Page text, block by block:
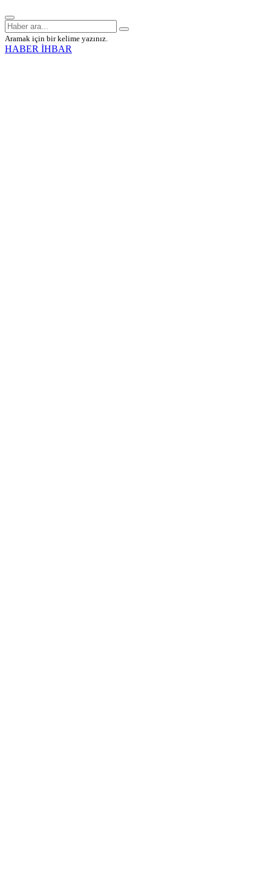
Aramak için bir kelime yazınız.
HABER İHBAR